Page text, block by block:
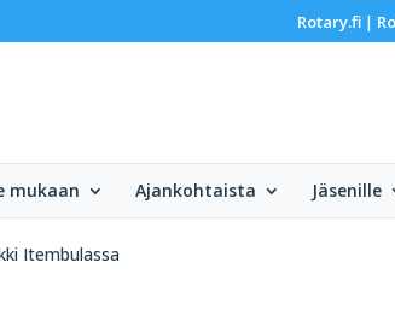
Rotary.fi|
mukaan Ajankohtaista Jäsenille
Itembulassa